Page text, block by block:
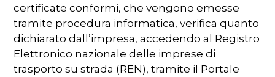
certificate conformi, che vengono emesse
tramite procedura informatica, verifica quanto
dichiarato dall’impresa, accedendo al Registro
Elettronico nazionale delle imprese di
trasporto su strada (REN), tramite il Portale